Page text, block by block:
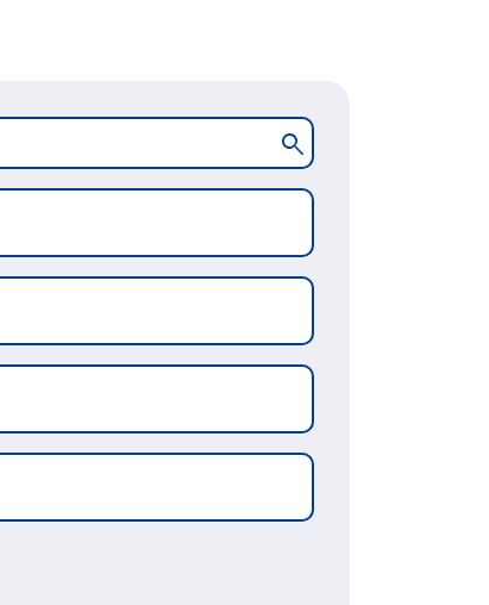
search